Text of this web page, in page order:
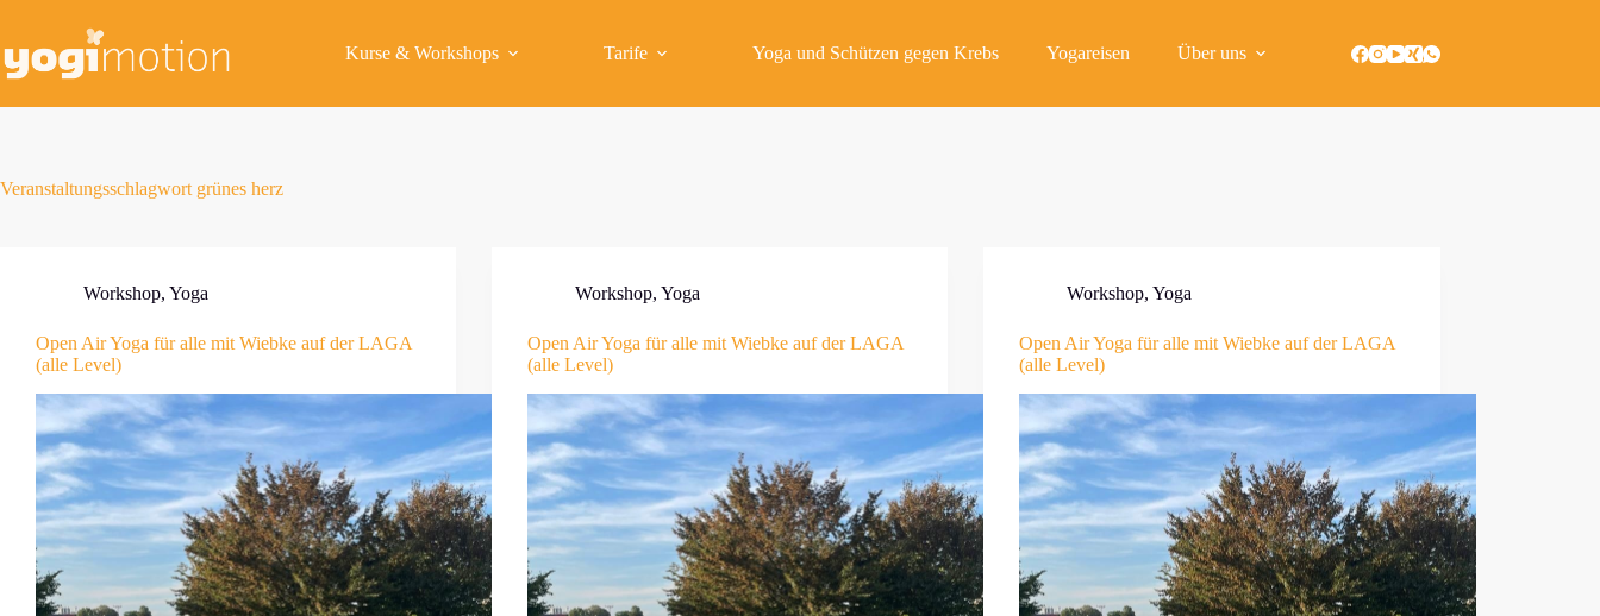
springen
Kurse & Workshops Tarife Yoga und Schützen gegen Krebs Yogareisen Über uns
Veranstaltungsschlagwort grünes herz
Workshop, Yoga
Open Air Yoga für alle mit Wiebke auf der LAGA
(alle Level)
Workshop,Yoga
Open Air Yoga für alle mit Wiebke auf der LAGA
(alle Level)
Workshop,Yoga
Open Air Yoga für alle mit Wiebke auf der LAGA
(alle Level)